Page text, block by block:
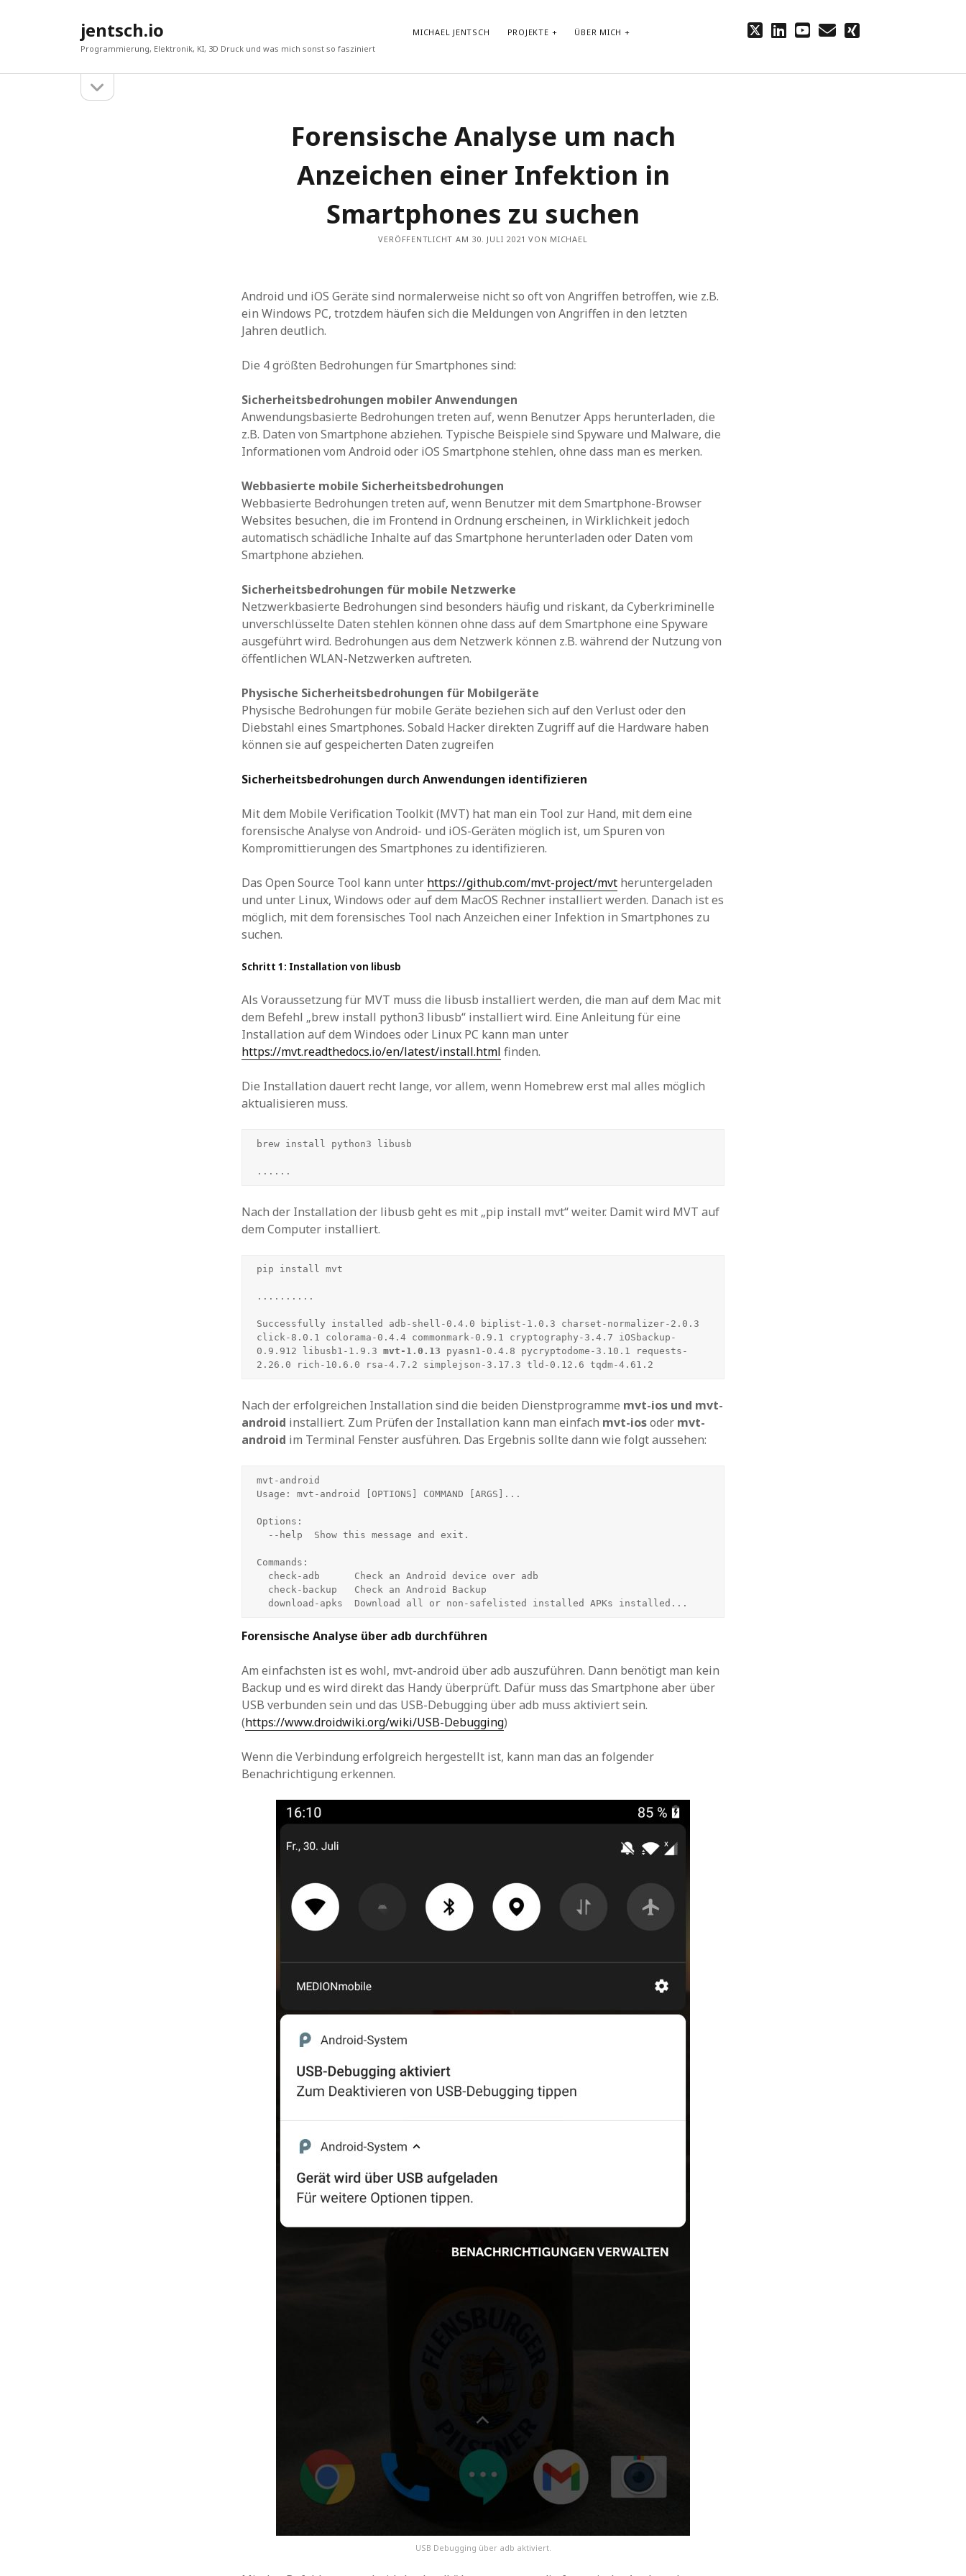
jentsch.io
Programmierung, Elektronik, KI, 3D Druck und was mich sonst so fasziniert
MICHAEL JENTSCH PROJEKTE ÜBER MICH twitterlinkedin
youtube
emailxing
öffnen
Vibe-Coding im Google AI Studio: „LyricLens“
Vom Shader zum atmosphärischen Android Hintergrund
Test von GLM-4.7-Flash in Ollama auf HP ZBook Ultra G1a mit
AMD Ryzen AI Max+ PRO 395 Notebook
30-Tage-DSPy-Challenge –Tag 30: Abschluss der DSPy-
Challenge – Projektpräsentation und strategischer Ausblick
Forensische Analyse um nach
Anzeichen einer Infektion in
Smartphones zu suchen
VERÖFFENTLICHT AM 30. JULI 2021 VON MICHAEL
Android und iOS Geräte sind normalerweise nicht so oft von Angriffen betroffen, wie z.B.
ein Windows PC, trotzdem häufen sich die Meldungen von Angriffen in den letzten
Jahren deutlich.
Die 4 größten Bedrohungen für Smartphones sind:
Sicherheitsbedrohungen mobiler Anwendungen
Anwendungsbasierte Bedrohungen treten auf, wenn Benutzer Apps herunterladen, die
z.B. Daten von Smartphone abziehen. Typische Beispiele sind Spyware und Malware, die
Informationen vom Android oder iOS Smartphone stehlen, ohne dass man es merken.
Webbasierte mobile Sicherheitsbedrohungen
Webbasierte Bedrohungen treten auf, wenn Benutzer mit dem Smartphone-Browser
Websites besuchen, die im Frontend in Ordnung erscheinen, in Wirklichkeit jedoch
automatisch schädliche Inhalte auf das Smartphone herunterladen oder Daten vom
Smartphone abziehen.
Sicherheitsbedrohungen für mobile Netzwerke
Netzwerkbasierte Bedrohungen sind besonders häufig und riskant, da Cyberkriminelle
unverschlüsselte Daten stehlen können ohne dass auf dem Smartphone eine Spyware
ausgeführt wird. Bedrohungen aus dem Netzwerk können z.B. während der Nutzung von
öffentlichen WLAN-Netzwerken auftreten.
Physische Sicherheitsbedrohungen für Mobilgeräte
Physische Bedrohungen für mobile Geräte beziehen sich auf den Verlust oder den
Diebstahl eines Smartphones. Sobald Hacker direkten Zugriff auf die Hardware haben
können sie auf gespeicherten Daten zugreifen
Sicherheitsbedrohungen durch Anwendungen identifizieren
Mit dem Mobile Verification Toolkit (MVT) hat man ein Tool zur Hand, mit dem eine
forensische Analyse von Android- und iOS-Geräten möglich ist, um Spuren von
Kompromittierungen des Smartphones zu identifizieren.
Das Open Source Tool kann unter https://github.com/mvt-project/mvt heruntergeladen
und unter Linux, Windows oder auf dem MacOS Rechner installiert werden. Danach ist es
möglich, mit dem forensisches Tool nach Anzeichen einer Infektion in Smartphones zu
suchen.
Schritt 1: Installation von libusb
Als Voraussetzung für MVT muss die libusb installiert werden, die man auf dem Mac mit
dem Befehl „brew install python3 libusb“ installiert wird. Eine Anleitung für eine
Installation auf dem Windoes oder Linux PC kann man unter
https://mvt.readthedocs.io/en/latest/install.html finden.
Die Installation dauert recht lange, vor allem, wenn Homebrew erst mal alles möglich
aktualisieren muss.
brew install python3 libusb
Nach der Installation der libusb geht es mit „pip install mvt“ weiter. Damit wird MVT auf
dem Computer installiert.
pip install mvt
..........
Successfully installed adb-shell-0.4.0 biplist-1.0.3 charset-normalizer-2.0.3
click-8.0.1 colorama-0.4.4 commonmark-0.9.1 cryptography-3.4.7 iOSbackup-
0.9.912 libusb1-1.9.3 mvt-1.0.13 pyasn1-0.4.8 pycryptodome-3.10.1 requests-
2.26.0 rich-10.6.0 rsa-4.7.2 simplejson-3.17.3 tld-0.12.6 tqdm-4.61.2
Nach der erfolgreichen Installation sind die beiden Dienstprogramme mvt-ios und mvt-
android installiert. Zum Prüfen der Installation kann man einfach mvt-iosoder mvt-
android im Terminal Fenster ausführen. Das Ergebnis sollte dann wie folgt aussehen:
mvt-android
Usage: mvt-android [OPTIONS] COMMAND [ARGS]...
Options:
Commands:
  download-apks  Download all or non-safelisted installed APKs installed...
Forensische Analyse über adb durchführen
Am einfachsten ist es wohl, mvt-android über adb auszuführen. Dann benötigt man kein
Backup und es wird direkt das Handy überprüft. Dafür muss das Smartphone aber über
USB verbunden sein und das USB-Debugging über adb muss aktiviert sein.
(https://www.droidwiki.org/wiki/USB-Debugging)
Wenn die Verbindung erfolgreich hergestellt ist, kann man das an folgender
Benachrichtigung erkennen.
USB Debugging über adb aktiviert.